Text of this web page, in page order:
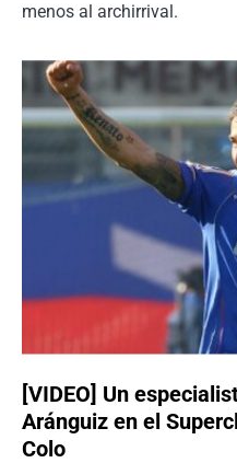
menos al archirrival.
[VIDEO] Un
Aránguiz en el
Colo